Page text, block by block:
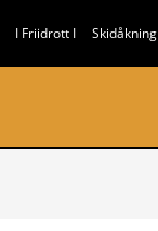
I Friidrott I Skidåkning